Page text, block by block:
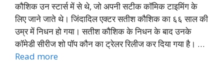
कौशिक उन स्टार्स में से थे, जो अपनी सटीक कॉमिक टाइमिंग के
लिए जाने जाते थे। जिंदादिल एक्टर सतीश कौशिक का ६६ साल की
उम्र में निधन हो गया। सतीश कौशिक के निधन के बाद उनके
कॉमेडी सीरीज शो पॉप कौन का ट्रेलर रिलीज कर दिया गया है। …
Read more